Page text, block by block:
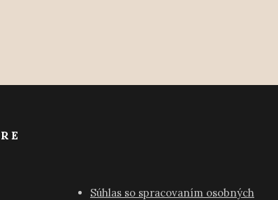
Súhlas so spracovaním osobných